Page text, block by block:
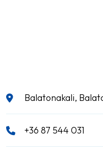
Balatonakali,
+36 87 544 031